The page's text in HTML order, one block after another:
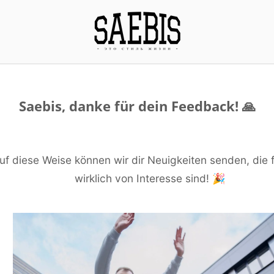
Saebis, danke für dein Feedback! 🙏
diese Weise können wir dir Neuigkeiten senden, die
wirklich von Interesse sind! 🎉